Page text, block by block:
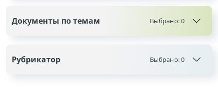
Документы по темам Выбрано:0
Рубрикатор Выбрано:0